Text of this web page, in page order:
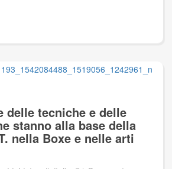
delle tecniche e delle
stanno alla base della
nella Boxe e nelle arti